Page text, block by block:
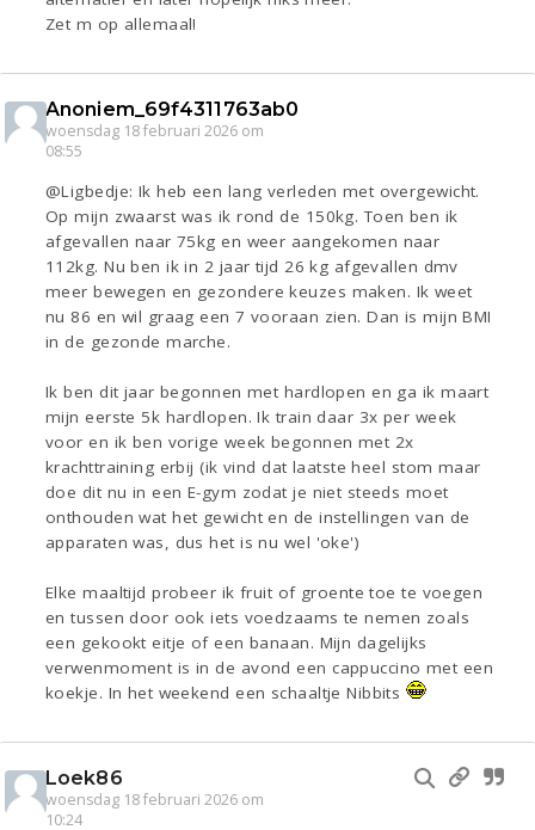
Zet m op allemaal!
Anoniem_69f4311763ab0
woensdag 18 februari 2026 om
08:55
@Ligbedje: Ik heb een lang verleden met overgewicht.
Op mijn zwaarst was ik rond de 150kg. Toen ben ik
afgevallen naar 75kg en weer aangekomen naar
112kg. Nu ben ik in 2 jaar tijd 26 kg afgevallen dmv
meer bewegen en gezondere keuzes maken. Ik weet
nu 86 en wil graag een 7 vooraan zien. Dan is mijn BMI
in de gezonde marche.
Ik ben dit jaar begonnen met hardlopen en ga ik maart
mijn eerste 5k hardlopen. Ik train daar 3x per week
voor en ik ben vorige week begonnen met 2x
krachttraining erbij (ik vind dat laatste heel stom maar
doe dit nu in een E-gym zodat je niet steeds moet
onthouden wat het gewicht en de instellingen van de
apparaten was, dus het is nu wel 'oke')
Elke maaltijd probeer ik fruit of groente toe te voegen
en tussen door ook iets voedzaams te nemen zoals
een gekookt eitje of een banaan. Mijn dagelijks
verwenmoment is in de avond een cappuccino met een
koekje. In het weekend een schaaltje Nibbits
Loek86
woensdag 18 februari 2026 om
10:24